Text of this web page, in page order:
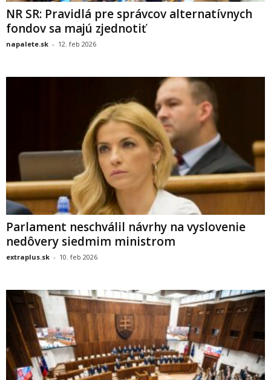
NR SR: Pravidlá pre správcov alternatívnych
fondov sa majú zjednotiť
napalete.sk - 12. feb 2026
Parlament neschválil návrhy na vyslovenie
nedôvery siedmim ministrom
extraplus.sk - 10. feb 2026